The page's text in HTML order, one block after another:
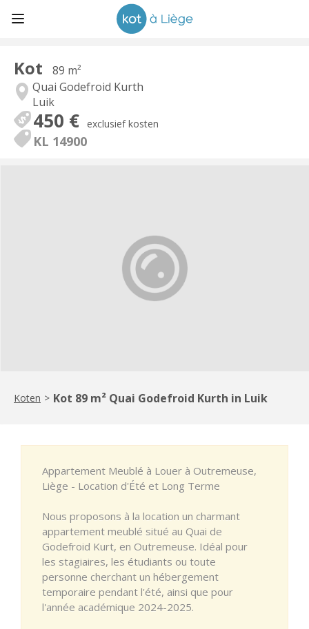
Kot
89 m²
Quai Godefroid Kurth
Luik
450 € exclusief kosten
KL 14900
Koten > Kot 89 m² Quai Godefroid Kurth in Luik
Appartement Meublé à Louer à Outremeuse,
Liège - Location d'Été et Long Terme
Nous proposons à la location un charmant
appartement meublé situé au Quai de
Godefroid Kurt, en Outremeuse. Idéal pour
les stagiaires, les étudiants ou toute
personne cherchant un hébergement
temporaire pendant l'été, ainsi que pour
l'année académique 2024-2025.